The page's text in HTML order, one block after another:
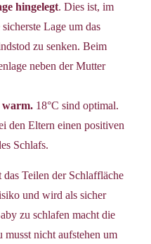
hingelegt. Dies ist, im
Lage um das
zu senken. Beim
neben der Mutter
warm. 18°C sind optimal.
den Eltern einen positiven
Schlafs.
Teilen der Schlaffläche
und wird als sicher
zu schlafen macht die
nicht aufstehen um